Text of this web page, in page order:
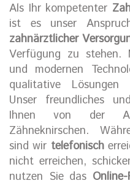
Als Ihr kompetenter
ist es unser
zahnärztlicher
Verfügung zu stehen.
und modernen
qualitative Lösungen
Unser freundliches
Ihnen von der
Zähneknirschen.
sind wir telefonisch
nicht erreichen,
nutzen Sie das